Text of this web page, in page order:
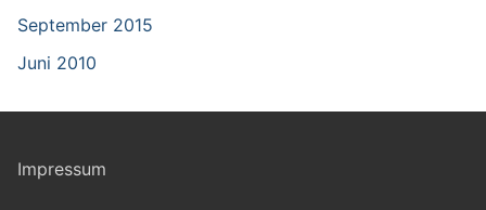
September 2015
Juni 2010
Impressum